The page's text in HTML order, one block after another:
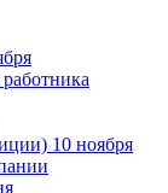
10 ноября